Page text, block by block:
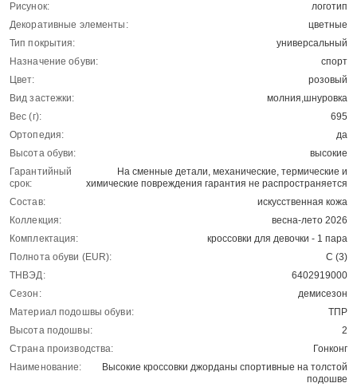
Рисунок:
логотип
Декоративные элементы:
цветные
Тип покрытия:
универсальный
Назначение обуви:
спорт
Цвет:
розовый
Вид застежки:
молния,шнуровка
Вес (г):
695
Ортопедия:
да
Высота обуви:
высокие
Гарантийный
срок:
На сменные детали, механические, термические и
химические повреждения гарантия не распространяется
Состав:
искусственная кожа
Коллекция:
весна-лето 2026
Комплектация:
кроссовки для девочки - 1 пара
Полнота обуви (EUR):
С (3)
ТНВЭД:
6402919000
Сезон:
демисезон
Материал подошвы обуви:
ТПР
Высота подошвы:
2
Страна производства:
Гонконг
Наименование:
Высокие кроссовки джорданы спортивные на толстой
подошве